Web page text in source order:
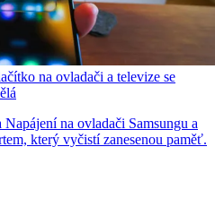
na ovladači a televize se
na ovladači Samsungu a
který vyčistí zanesenou paměť.